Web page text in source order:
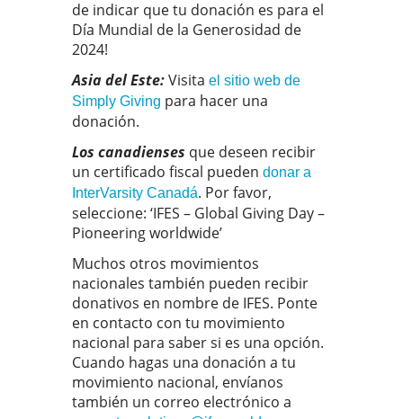
de indicar que tu donación es para el
Día Mundial de la Generosidad de
2024!
Asia del Este:Visita el sitio web de
Simply Giving para hacer una
donación.
Los canadienses que deseen recibir
un certificado fiscal pueden donar a
InterVarsity Canadá. Por favor,
seleccione: ‘IFES – Global Giving Day –
Pioneering worldwide’
Muchos otros movimientos
nacionales también pueden recibir
donativos en nombre de IFES. Ponte
en contacto con tu movimiento
nacional para saber si es una opción.
Cuando hagas una donación a tu
movimiento nacional, envíanos
también un correo electrónico a